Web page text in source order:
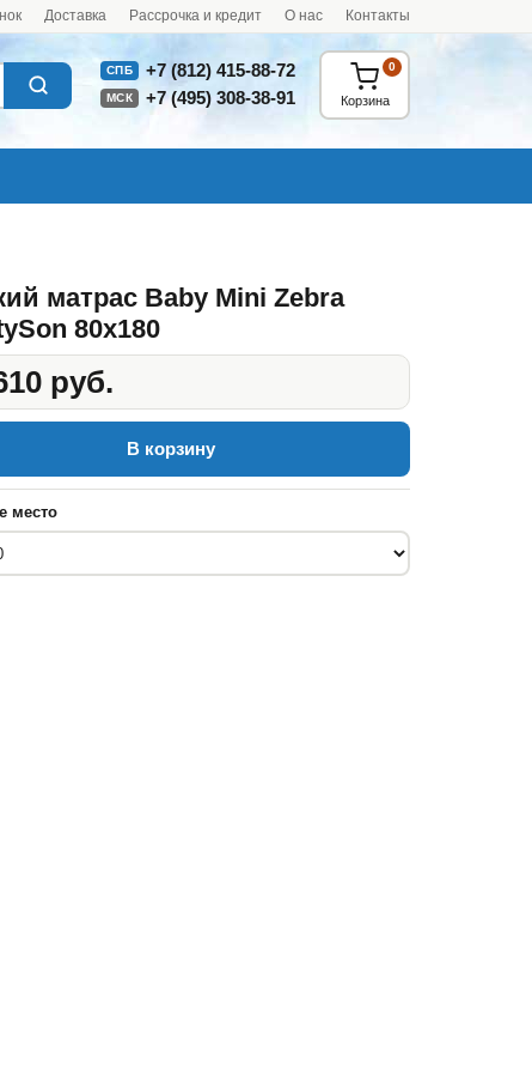
Доставка Рассрочка и кредит О нас Контакты
СПБ +7 (812) 415-88-72
МСК +7 (495) 308-38-91 Корзина
0
матрас Baby Mini Zebra
80x180
руб.
В корзину
место